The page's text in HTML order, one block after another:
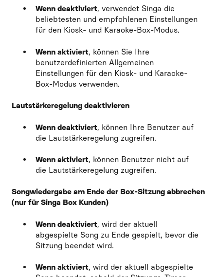
Wenn deaktiviert, verwendet Singa die
beliebtesten und empfohlenen Einstellungen
für den Kiosk- und Karaoke-Box-Modus.
Wenn aktiviert, können Sie Ihre
benutzerdefinierten Allgemeinen
Einstellungen für den Kiosk- und Karaoke-
Box-Modus verwenden.
Lautstärkeregelung deaktivieren
Wenn deaktiviert, können Ihre Benutzer auf
die Lautstärkeregelung zugreifen.
Wenn aktiviert, können Benutzer nicht auf
die Lautstärkeregelung zugreifen.
Songwiedergabe am Ende der Box-Sitzung abbrechen
(nur für Singa Box Kunden)
Wenn deaktiviert, wird der aktuell
abgespielte Song zu Ende gespielt, bevor die
Sitzung beendet wird.
Wenn aktiviert, wird der aktuell abgespielte